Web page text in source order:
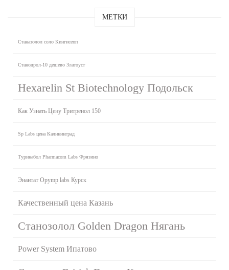
МЕТКИ
Станазолол соло Кингисепп
Станодрол-10 дешево Златоуст
Hexarelin St Biotechnology Подольск
Как Узнать Цену Тритренол 150
Sp Labs цена Калининград
Туринабол Pharmacom Labs Фрязино
Энантат Opymp labs Курск
Качественный цена Казань
Cтанозолол Golden Dragon Нягань
Power System Ипатово